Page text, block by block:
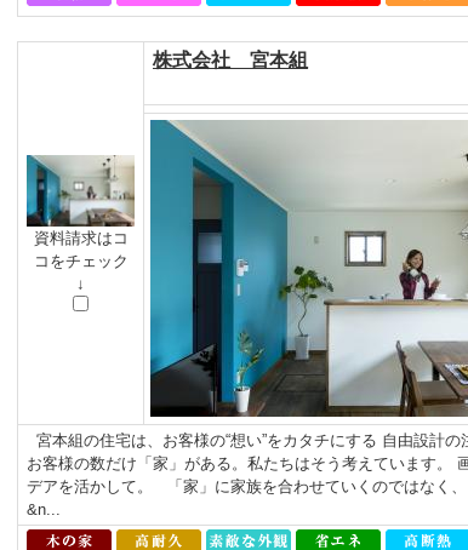
資料請求はコ
コをチェック
↓
株式会社 宮本組
宮本組の住宅は、お客様の“想い”をカタチにする 自由設計
お客様の数だけ「家」がある。私たちはそう考えています。
デアを活かして。 「家」に家族を合わせていくのではなく
&n...